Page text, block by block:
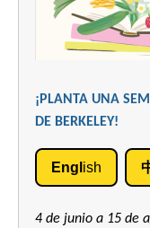
¡PLANTA UNA
DE BERKELEY!
Engl ish
4 de junio a 15 de